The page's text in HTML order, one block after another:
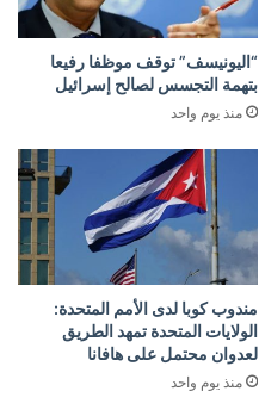
“اليونيسف” توقف موظفا رفيعا
بتهمة التجسس لصالح إسرائيل
منذ يوم واحد
مندوب كوبا لدى الأمم المتحدة:
الولايات المتحدة تمهد الطريق
لعدوان محتمل على هافانا
منذ يوم واحد